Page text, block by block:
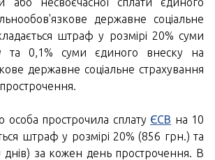
державне соціальне
штраф у розмірі 20% суми
та 0,1% суми єдиного внеску на
державне соціальне страхування
прострочила сплату ЄСВ на 10
штраф у розмірі 20% (856 грн.) та
за кожен день прострочення. В